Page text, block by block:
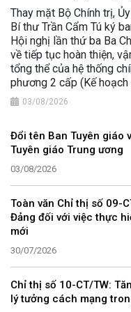
Thay mặt Bộ Chính trị,
Bí thư Trần Cẩm Tú ký
Hội nghị lần thứ ba Ba
về tiếp tục hoàn thiện,
tổng thể của hệ thống
phương 2 cấp (Kế
03/08/2026
Đổi tên Ban Tuyên giáo
Tuyên giáo Trung ương
03/08/2026
Toàn văn Chỉ thị số 09-
Đảng đối với việc thực
mới
30/07/2026
Chỉ thị số 10-CT/TW:
lý tưởng cách mạng